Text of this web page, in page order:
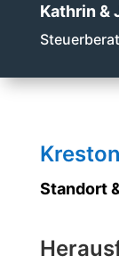
Kathrin &
Standort